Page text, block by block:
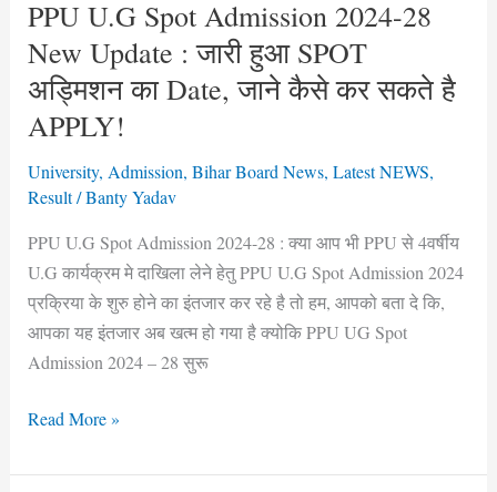
PPU U.G Spot Admission 2024-28
New Update : जारी हुआ SPOT
अड्मिशन का Date, जाने कैसे कर सकते है
APPLY!
University, Admission, Bihar Board News, Latest NEWS,
Result/Banty Yadav
PPU U.G Spot Admission 2024-28 : क्या आप भी PPU से 4वर्षीय
U.G कार्यक्रम मे दाखिला लेने हेतु PPU U.G Spot Admission 2024
प्रक्रिया के शुरु होने का इंतजार कर रहे है तो हम, आपको बता दे कि,
आपका यह इंतजार अब खत्म हो गया है क्योकि PPU UG Spot
Admission 2024 – 28 सुरू
जारी
SPOT
अड्मिशन
का
जाने
कर
सकते
है
APPLY!
Read More »